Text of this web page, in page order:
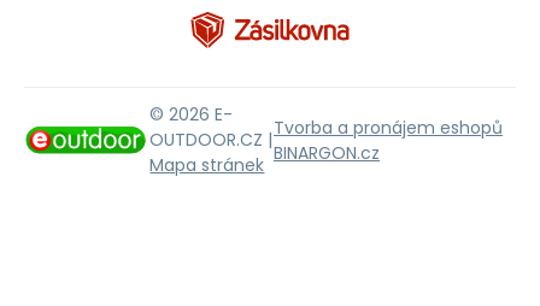
© 2026 E-
OUTDOOR.CZ |
Mapa stránek
Tvorba a pronájem eshopů
BINARGON.cz